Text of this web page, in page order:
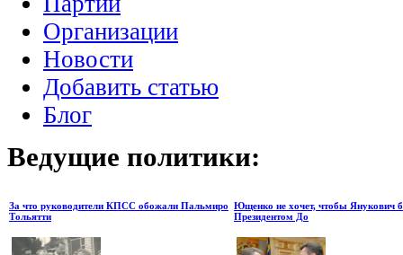
Организации
Новости
Добавить статью
Блог
Ведущие политики:
За что руководители КПСС обожали Пальмиро
Тольятти
Ющенко не хочет, чтобы Янукович
Президентом До